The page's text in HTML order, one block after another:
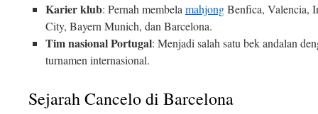
Karier klub: Pernah membela mahjongBenfica, Valencia,
City, Bayern Munich, dan Barcelona.
Tim nasional Portugal: Menjadi salah satu bek andalan
turnamen internasional.
Sejarah Cancelo di Barcelona